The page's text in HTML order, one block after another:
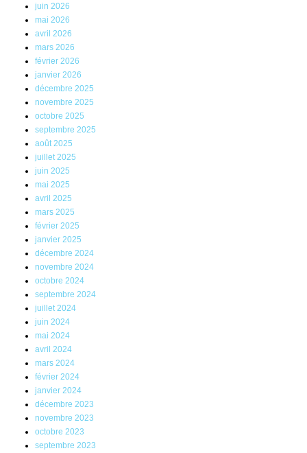
juin 2026
mai 2026
avril 2026
mars 2026
février 2026
janvier 2026
décembre 2025
novembre 2025
octobre 2025
septembre 2025
août 2025
juillet 2025
juin 2025
mai 2025
avril 2025
mars 2025
février 2025
janvier 2025
décembre 2024
novembre 2024
octobre 2024
septembre 2024
juillet 2024
juin 2024
mai 2024
avril 2024
mars 2024
février 2024
janvier 2024
décembre 2023
novembre 2023
octobre 2023
septembre 2023